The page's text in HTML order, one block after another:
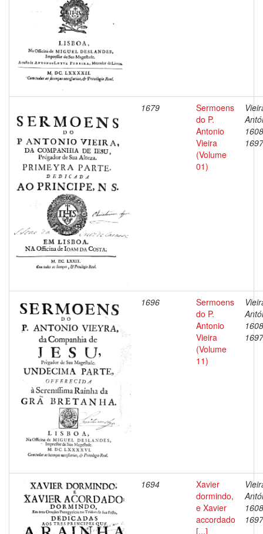
1679
Sermoens
do P.
Antonio
Vieira
(Volume
01)
1697
1696
Sermoens
do P.
Antonio
Vieira
(Volume
11)
1697
1694
Xavier
dormindo,
e Xavier
accordado
[...]
1697